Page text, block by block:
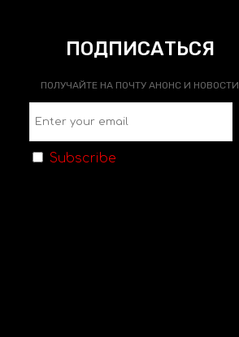
ПОДПИСАТЬСЯ
ПОЛУЧАЙТЕ НА ПОЧТУ АНОНС И НОВОСТИ
Subscribe